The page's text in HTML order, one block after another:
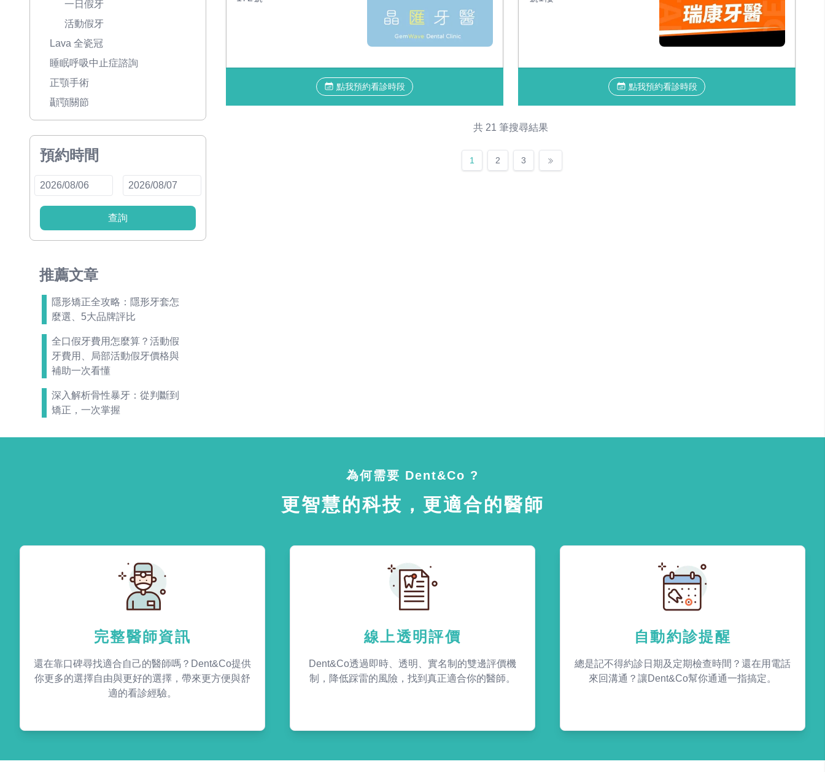
一日假牙
活動假牙
Lava 全瓷冠
睡眠呼吸中止症諮詢
正顎手術
顳顎關節
預約時間
查詢
推薦文章
隱形矯正全攻略：隱形牙套怎
麼選、5大品牌評比
全口假牙費用怎麼算？活動假
牙費用、局部活動假牙價格與
補助一次看懂
深入解析骨性暴牙：從判斷到
矯正，一次掌握
點我預約看診時段 點我預約看診時段
共 21 筆搜尋結果
1 2 3
為何需要 Dent&Co ?
更智慧的科技，更適合的醫師
完整醫師資訊
還在靠口碑尋找適合自己的醫師嗎？Dent&Co提供
你更多的選擇自由與更好的選擇，帶來更方便與舒
適的看診經驗。
線上透明評價
Dent&Co透過即時、透明、實名制的雙邊評價機
制，降低踩雷的風險，找到真正適合你的醫師。
自動約診提醒
總是記不得約診日期及定期檢查時間？還在用電話
來回溝通？讓Dent&Co幫你通通一指搞定。